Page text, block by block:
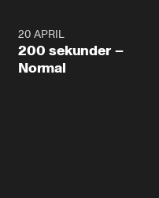
4:2320 APRIL
200 sekunder –
Normal